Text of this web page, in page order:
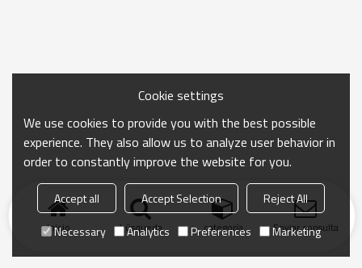
Inicio búsqueda categoría Enviar consulta
Cookie settings
We use cookies to provide you with the best possible
experience. They also allow us to analyze user behavior in
order to constantly improve the website for you.
Accept all Accept Selection
Reject All
Necessary
Analytics Preferences Marketing